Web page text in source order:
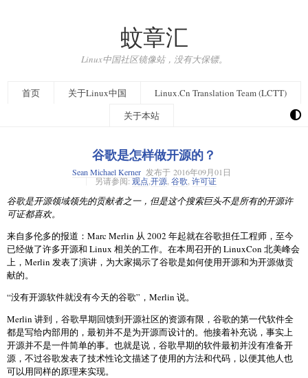
蚊章汇
Linux中国社区镜像站，没有大保镖。
首页 关于Linux中国
Linux.Cn Translation Team (LCTT)
关于本站
谷歌是怎样做开源的？
Sean Michael Kerner 发布于 2016年09月01日
另请参阅: 观点 开源 谷歌 许可证
谷歌是开源领域领先的贡献者之一，但是这个搜索巨头不是所有的开源许
可证都喜欢。
来自多伦多的报道：Marc Merlin 从 2002 年起就在谷歌担任工程师，至今
已经做了许多开源和 Linux 相关的工作。在本周召开的 LinuxCon 北美峰会
上，Merlin 发表了演讲，为大家揭示了谷歌是如何使用开源和为开源做贡
献的。
“没有开源软件就没有今天的谷歌”，Merlin 说。
Merlin 讲到，谷歌早期回馈到开源社区的资源有限，谷歌的第一代软件全
都是写给内部用的，最初并不是为开源而设计的。他接着补充说，事实上
开源并不是一件简单的事。也就是说，谷歌早期的软件最初并没有准备开
源，不过谷歌发表了技术性论文描述了使用的方法和代码，以便其他人也
可以用同样的原理来实现。